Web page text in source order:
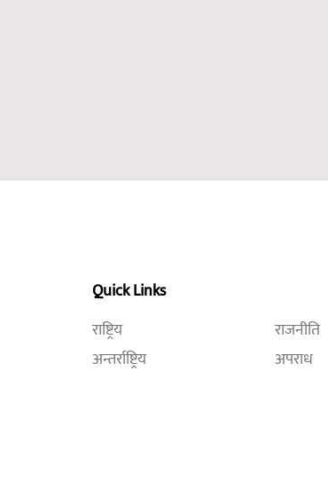
Quick Links
राष्ट्रिय
अन्तर्राष्ट्रिय
राजनीति
अपराध